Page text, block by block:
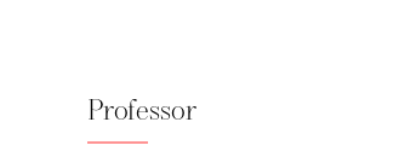
Professor